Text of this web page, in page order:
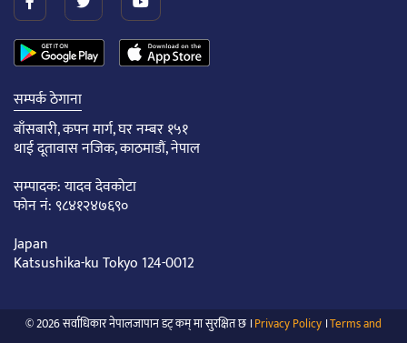
सम्पर्क ठेगाना
बाँसबारी, कपन मार्ग, घर नम्बर १५१
थाई दूतावास नजिक, काठमाडौं, नेपाल
सम्पादक: यादव देवकोटा
फोन नं: ९८४१२४७६९०
Japan
Katsushika-ku Tokyo 124-0012
© 2026 सर्वाधिकार नेपालजापान डट् कम् मा सुरक्षित छ ।Privacy Policy ।Terms and